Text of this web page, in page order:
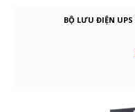
BỘ LƯU ĐIỆN UPS